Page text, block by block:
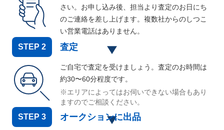
さい。お申し込み後、担当より査定のお日にち
のご連絡を差し上げます。複数社からのしつこ
い営業電話はありません。
STEP 2 査定
ご自宅で査定を受けましょう。査定のお時間は
約30〜60分程度です。
※エリアによってはお伺いできない場合もあり
ますのでご相談ください。
STEP 3 オークションに出品